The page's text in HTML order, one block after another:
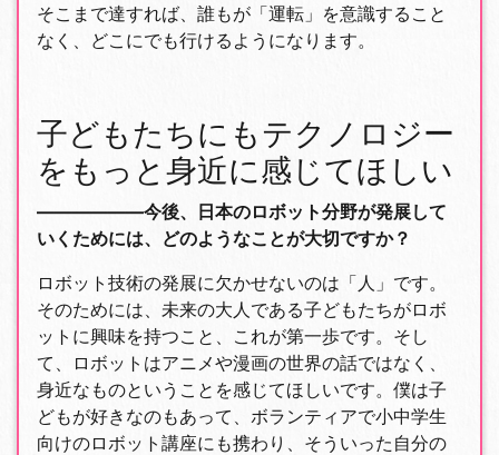
そこまで達すれば、誰もが「運転」を意識すること
なく、どこにでも行けるようになります。
子どもたちにもテクノロジー
をもっと身近に感じてほしい
――――――今後、日本のロボット分野が発展して
いくためには、どのようなことが大切ですか？
ロボット技術の発展に欠かせないのは「人」です。
そのためには、未来の大人である子どもたちがロボ
ットに興味を持つこと、これが第一歩です。そし
て、ロボットはアニメや漫画の世界の話ではなく、
身近なものということを感じてほしいです。僕は子
どもが好きなのもあって、ボランティアで小中学生
向けのロボット講座にも携わり、そういった自分の